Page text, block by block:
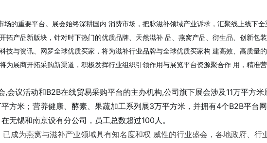
场的重要平台。展会始终深耕国内 消费市场，把脉滋补领域产业诉求，汇聚线上线下
拓产品新版块，针对时下热门的优质品牌、天然滋补 品、燕窝产品、衍生品、创新包
技与资讯、网罗全球优质买家，将为滋补行业品牌与全球优质买家构 建高效、高质量
为展商开拓采购新渠道，积极发挥行业组织引领作用与展览平台资源聚合作 用，精准
议活动和B2B在线贸易采购平台的主办机构,公司旗下展会涉及11万平方米
方米；营养健康、酵素、果蔬加工系列展3万平方米，并拥有4个B2B平台
无锡和南京设有分公司，员工总数超过100人。
成为燕窝与滋补产业领域具有知名度和权 威性的行业盛会，各地政府、行